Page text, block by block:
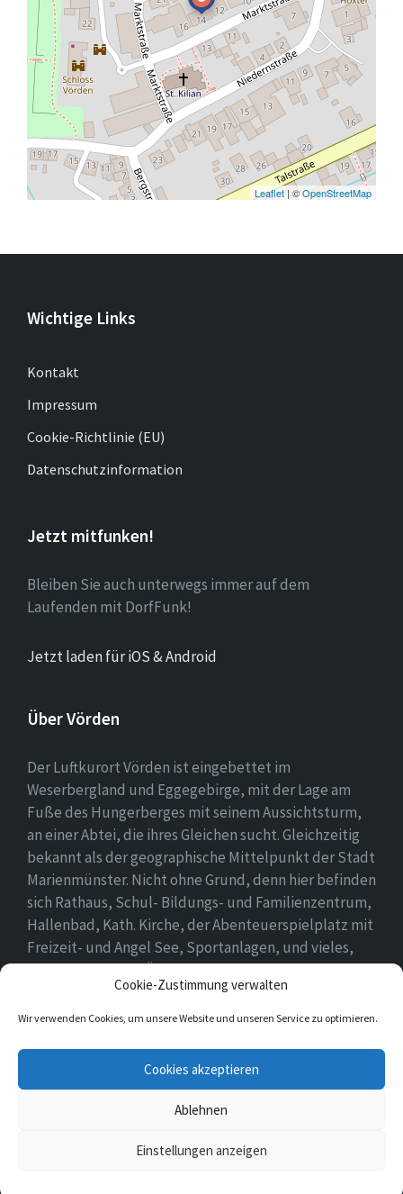
Cookie-Zustimmung verwalten
Wir verwenden Cookies, um unsere Website und unseren Service zu optimieren.
Cookies akzeptieren
Ablehnen
Einstellungen anzeigen
Leaflet | ©OpenStreetMap
Wichtige Links
Kontakt
Impressum
Cookie-Richtlinie (EU)
Datenschutzinformation
Jetzt mitfunken!
Bleiben Sie auch unterwegs immer auf dem
Laufenden mit DorfFunk!
Jetzt laden für iOS & Android
Über Vörden
Der Luftkurort Vörden ist eingebettet im
Weserbergland und Eggegebirge, mit der Lage am
Fuße des Hungerberges mit seinem Aussichtsturm,
an einer Abtei, die ihres Gleichen sucht. Gleichzeitig
bekannt als der geographische Mittelpunkt der Stadt
Marienmünster. Nicht ohne Grund, denn hier befinden
sich Rathaus, Schul- Bildungs- und Familienzentrum,
Hallenbad, Kath. Kirche, der Abenteuerspielplatz mit
Freizeit- und Angel See, Sportanlagen, und vieles,
vieles mehr. Einen Überblick findet ihr hier auf
unserer Webseite..